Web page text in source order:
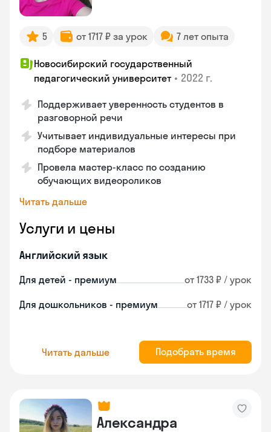
5 от 1717 ₽ за урок 7 лет опыта
Новосибирский государственный
педагогический университет • 2022 г.
Поддерживает уверенность студентов в
разговорной речи
Учитывает индивидуальные интересы при
подборе материалов
Провела мастер-класс по созданию
обучающих видеороликов
Читать дальше
Услуги и цены
Английский язык
Для детей - премиум от 1733 ₽ / урок
Для дошкольников - премиум от 1717 ₽ / урок
Читать дальше Подобрать время
Александра